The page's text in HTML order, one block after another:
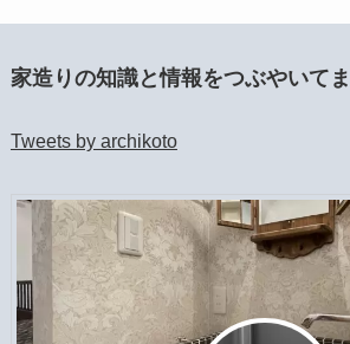
家造りの知識と情報をつぶやいて
Tweets by archikoto